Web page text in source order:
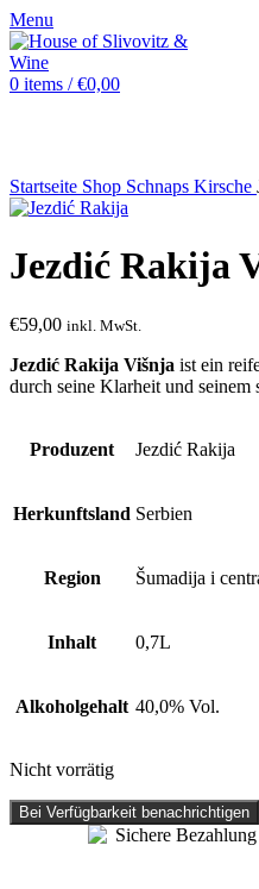
Menu
0 items / €0,00
Startseite Shop Schnaps Kirsche
Jezdić Rakija
€59,00 inkl. MwSt.
Jezdić Rakija Višnja ist ein
durch seine Klarheit und seinem
Produzent Jezdić Rakija
Herkunftsland Serbien
Region Šumadija i
Inhalt 0,7L
Alkoholgehalt 40,0% Vol.
Nicht vorrätig
Bei Verfügbarkeit benachrichtigen